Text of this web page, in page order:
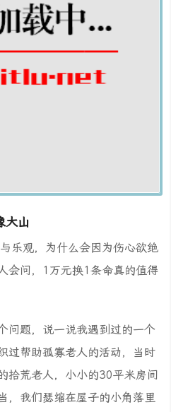
大山
乐观，为什么会因为伤心欲绝
会问，1万元换1条命真的值得
问题，说一说我遇到过的一个
过帮助孤寡老人的活动，当时
拾荒老人，小小的30平米房间
，我们瑟缩在屋子的小角落里